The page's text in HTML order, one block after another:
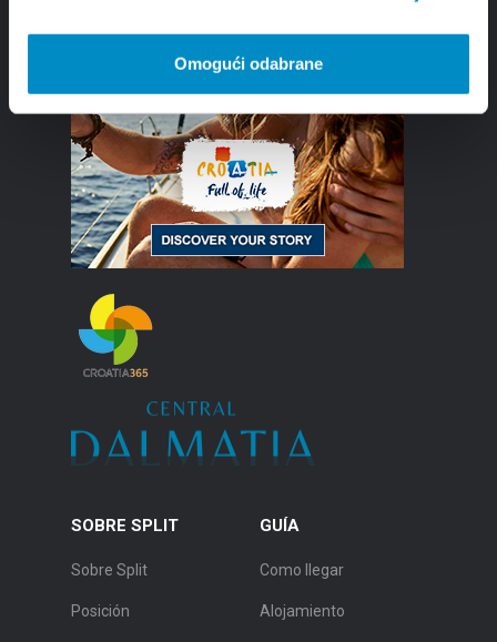
Omogući odabrane
SOBRE SPLIT
Sobre Split
Posición
GUÍA
Como llegar
Alojamiento